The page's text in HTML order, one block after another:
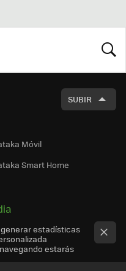
SUBIR
Móvil
Smart Home
estadísticas
estarás